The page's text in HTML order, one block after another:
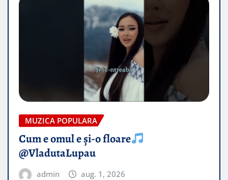
MUZICA POPULARA
Cum e omul e și-o floare
@VladutaLupau
admin aug. 1, 2026